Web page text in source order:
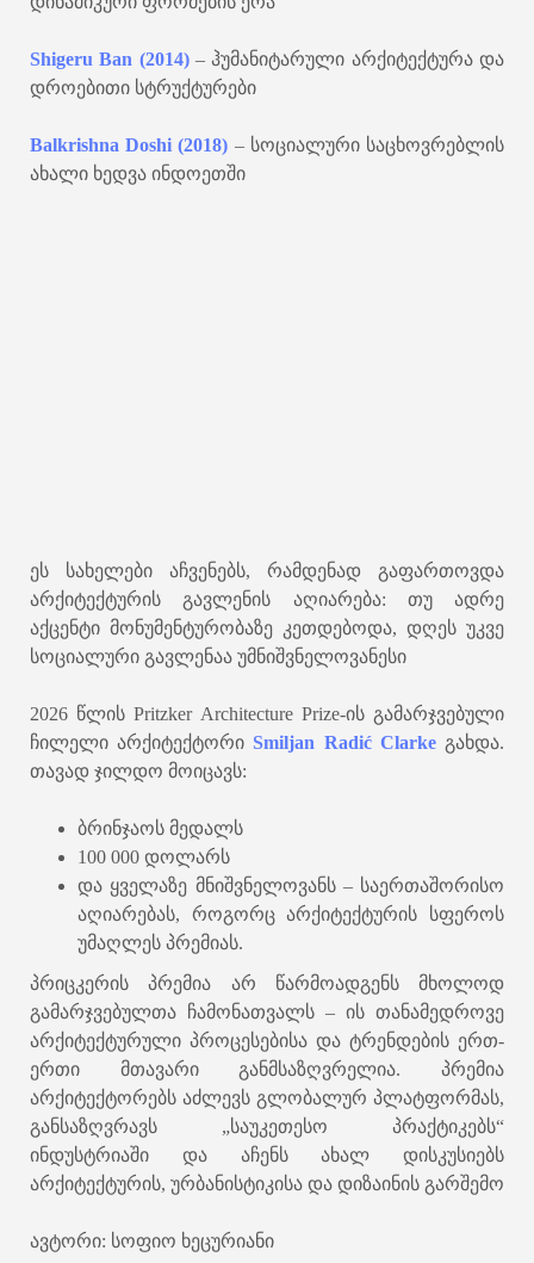
Shigeru Ban (2014)– ჰუმანიტარული არქიტექტურა და
დროებითი სტრუქტურები
Balkrishna Doshi (2018) – სოციალური საცხოვრებლის
ახალი ხედვა ინდოეთში
ეს სახელები აჩვენებს, რამდენად გაფართოვდა
არქიტექტურის გავლენის აღიარება: თუ ადრე
აქცენტი მონუმენტურობაზე კეთდებოდა, დღეს უკვე
სოციალური გავლენაა უმნიშვნელოვანესი
2026 წლის Pritzker Architecture Prize-ის გამარჯვებული
ჩილელი არქიტექტორი Smiljan Radić Clarkeგახდა.
თავად ჯილდო მოიცავს:
ბრინჯაოს მედალს
100 000 დოლარს
და ყველაზე მნიშვნელოვანს – საერთაშორისო
აღიარებას, როგორც არქიტექტურის სფეროს
უმაღლეს პრემიას.
პრიცკერის პრემია არ წარმოადგენს მხოლოდ
გამარჯვებულთა ჩამონათვალს – ის თანამედროვე
არქიტექტურული პროცესებისა და ტრენდების ერთ-
ერთი მთავარი განმსაზღვრელია. პრემია
არქიტექტორებს აძლევს გლობალურ პლატფორმას,
განსაზღვრავს „საუკეთესო პრაქტიკებს“
ინდუსტრიაში და აჩენს ახალ დისკუსიებს
არქიტექტურის, ურბანისტიკისა და დიზაინის გარშემო
ავტორი: სოფიო ხეცურიანი